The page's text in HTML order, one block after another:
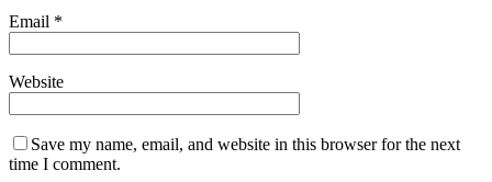
Email *
Website
Save my name, email, and website in this browser for the next
time I comment.